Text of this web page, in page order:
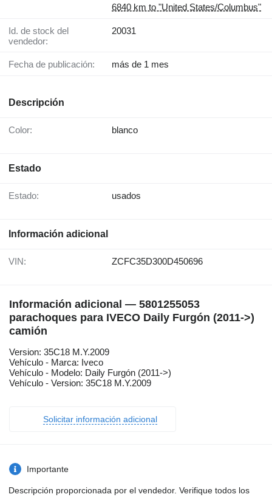
6840 km to "United States/Columbus"
Id. de stock del
vendedor:
20031
Fecha de publicación: más de 1 mes
Descripción
Color: blanco
Estado
Estado: usados
Información adicional
VIN: ZCFC35D300D450696
Información adicional — 5801255053
parachoques para IVECO Daily Furgón (2011->)
camión
Version: 35C18 M.Y.2009
Vehículo - Marca: Iveco
Vehículo - Modelo: Daily Furgón (2011->)
Vehículo - Version: 35C18 M.Y.2009
Solicitar información adicional
Importante
Descripción proporcionada por el vendedor. Verifique todos los